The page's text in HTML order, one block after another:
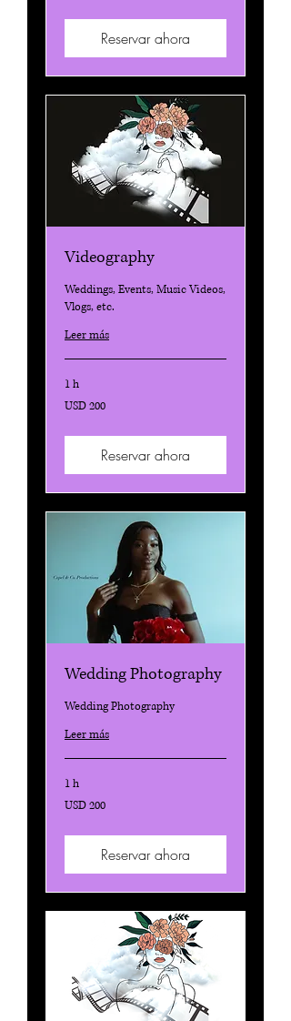
Reservar ahora
Videography
Weddings, Events, Music Videos,
Vlogs, etc.
Leer más
1 h
200
dólares
USD 200
Reservar ahora
Wedding Photography
Wedding Photography
Leer más
1 h
200
dólares
USD 200
Reservar ahora